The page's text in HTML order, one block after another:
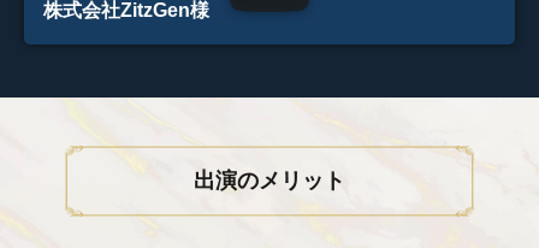
株式会社ZitzGen様
出演のメリット